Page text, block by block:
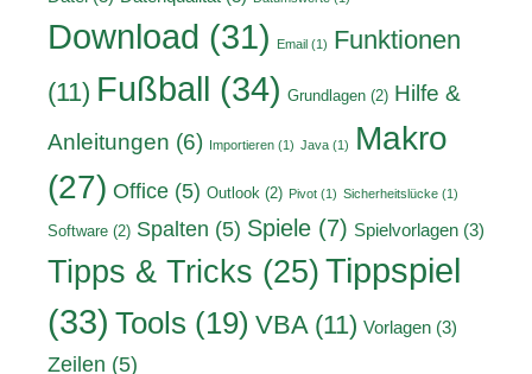
Download (31) Email (1) Funktionen
(11) Fußball (34) Grundlagen (2) Hilfe &
Anleitungen (6) Importieren (1) Java (1)
Makro
(27) Office (5) Outlook (2) Pivot (1) Sicherheitslücke (1)
Software (2) Spalten (5) Spiele (7) Spielvorlagen (3)
Tipps & Tricks (25)Tippspiel
(33) Tools (19) VBA (11) Vorlagen (3)
Zeilen (5)